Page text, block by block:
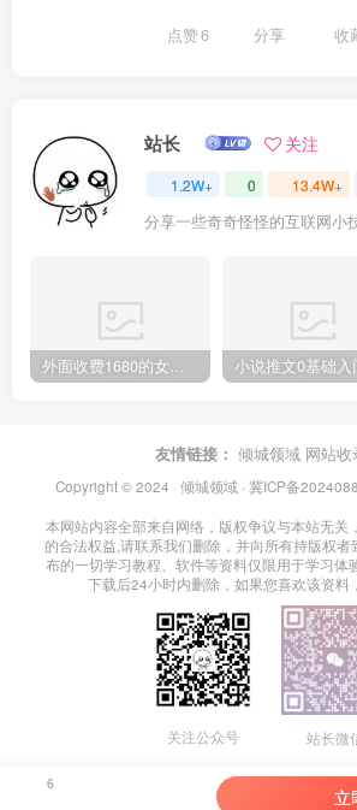
点赞6 分享 收
站长 关注
1.2W+ 0 13.4W+
外面收费1680的女粉项目变现，单人单日收益可达1.7k，全自动成交无需维护
友情链接： 倾城领域 网站收
Copyright © 2024 · 倾城领域· 冀ICP备
本网站内容全部来自网络，版权争议与本站无关
的合法权益,请联系我们删除，并向所有持版权
布的一切学习教程、软件等资料仅限用于学习体
下载后24小时内删除，如果您喜欢该资料
关注公众号 站长微
6
立